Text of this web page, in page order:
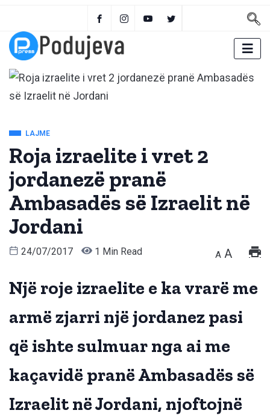
LAJME
Roja izraelite i vret 2
jordanezë pranë
Ambasadës së Izraelit në
Jordani
24/07/2017 1 Min Read A A
Një roje izraelite e ka vrarë me
armë zjarri një jordanez pasi
që ishte sulmuar nga ai me
kaçavidë pranë Ambasadës së
Izraelit në Jordani, njoftojnë